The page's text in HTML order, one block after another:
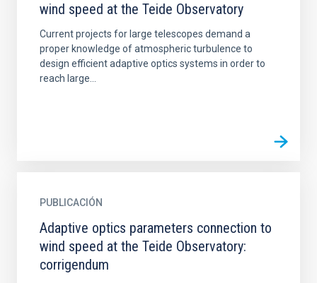
wind speed at the Teide Observatory
Current projects for large telescopes demand a
proper knowledge of atmospheric turbulence to
design efficient adaptive optics systems in order to
reach large...
PUBLICACIÓN
Adaptive optics parameters connection to
wind speed at the Teide Observatory:
corrigendum